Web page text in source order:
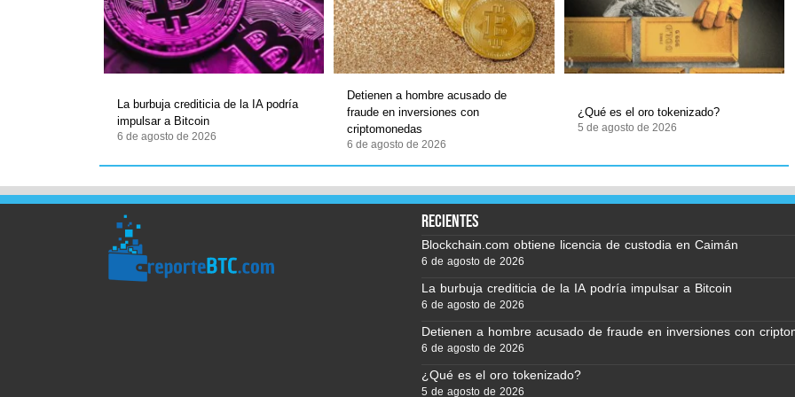
La burbuja crediticia de la IA podría
impulsar a Bitcoin
6 de agosto de 2026
Detienen a hombre acusado de
fraude en inversiones con
criptomonedas
6 de agosto de 2026
¿Qué es el oro tokenizado?
5 de agosto de 2026
recientes
Blockchain.com obtiene licencia de custodia en Caimán
6 de agosto de 2026
La burbuja crediticia de la IA podría impulsar a Bitcoin
6 de agosto de 2026
Detienen a hombre acusado de fraude en inversiones con
6 de agosto de 2026
¿Qué es el oro tokenizado?
5 de agosto de 2026